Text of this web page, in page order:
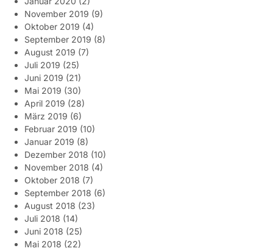
November 2019 (9)
Oktober 2019 (4)
September 2019 (8)
August 2019 (7)
Juli 2019 (25)
Juni 2019 (21)
Mai 2019 (30)
April 2019 (28)
März 2019 (6)
Februar 2019 (10)
Januar 2019 (8)
Dezember 2018 (10)
November 2018 (4)
Oktober 2018 (7)
September 2018 (6)
August 2018 (23)
Juli 2018 (14)
Juni 2018 (25)
Mai 2018 (22)